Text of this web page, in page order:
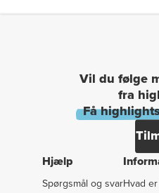
Vil du følge
fra
Få
Hjælp
Spørgsmål og svarHvad